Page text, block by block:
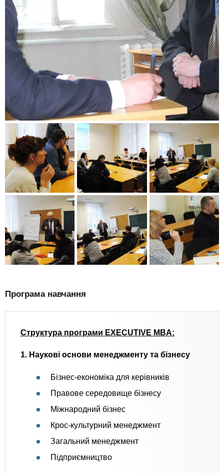
Програма навчання
Структура програми EXECUTIVE MBA:
1. Наукові основи менеджменту та бізнесу
Бізнес-економіка для керівників
Правове середовище бізнесу
Міжнародний бізнес
Крос-культурний менеджмент
Загальний менеджмент
Підприємництво